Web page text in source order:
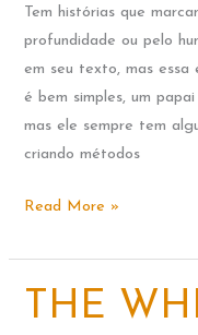
Tem histórias que
profundidade ou pelo
em seu texto, mas essa
é bem simples, um
mas ele sempre tem
criando métodos
UM,
TRÊS,
OPS!
Read More »
THE